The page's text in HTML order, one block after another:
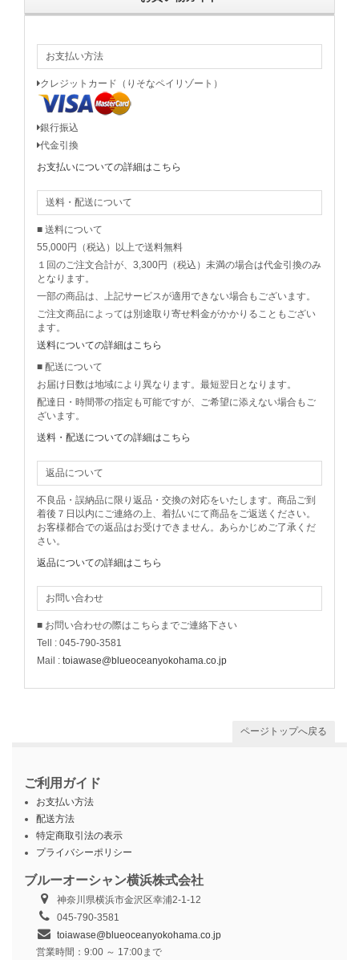
お支払い方法
クレジットカード（りそなペイリゾート）
銀行振込
代金引換
お支払いについての詳細はこちら
送料・配送について
■ 送料について
55,000円（税込）以上で送料無料
１回のご注文合計が、3,300円（税込）未満の場合は代金引換のみ
となります。
一部の商品は、上記サービスが適用できない場合もございます。
ご注文商品によっては別途取り寄せ料金がかかりることもござい
ます。
送料についての詳細はこちら
■ 配送について
お届け日数は地域により異なります。最短翌日となります。
配達日・時間帯の指定も可能ですが、ご希望に添えない場合もご
ざいます。
送料・配送についての詳細はこちら
返品について
不良品・誤納品に限り返品・交換の対応をいたします。商品ご到
着後７日以内にご連絡の上、着払いにて商品をご返送ください。
お客様都合での返品はお受けできません。あらかじめご了承くだ
さい。
返品についての詳細はこちら
お問い合わせ
■ お問い合わせの際はこちらまでご連絡下さい
Tell : 045-790-3581
Mail : toiawase@blueoceanyokohama.co.jp
ページトップへ戻る
ご利用ガイド
お支払い方法
配送方法
特定商取引法の表示
プライバシーポリシー
ブルーオーシャン横浜株式会社
神奈川県横浜市金沢区幸浦2-1-12
045-790-3581
toiawase@blueoceanyokohama.co.jp
営業時間：9:00 ～ 17:00まで